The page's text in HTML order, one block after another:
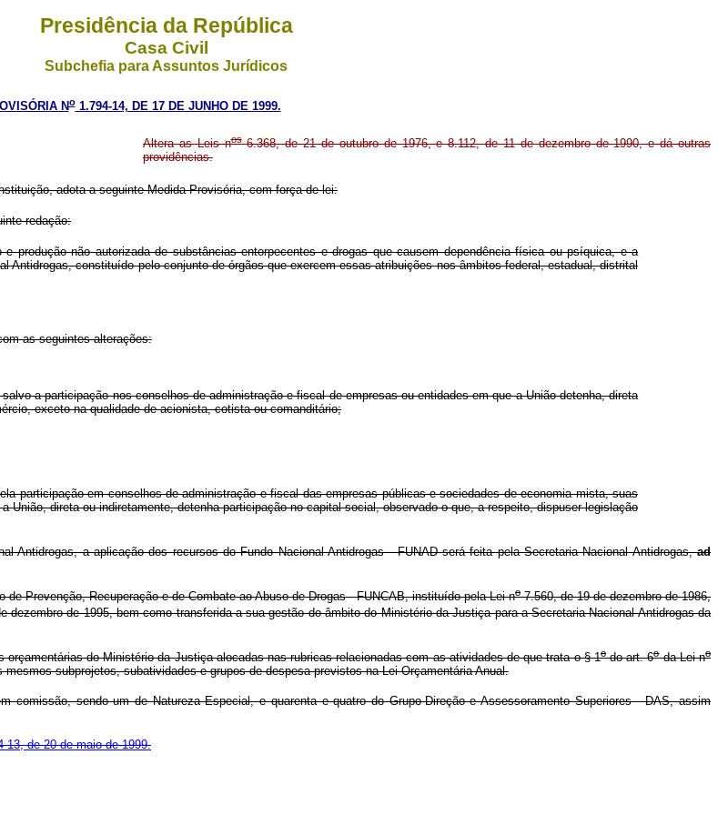
Presidência da República
Casa Civil
Subchefia para Assuntos Jurídicos
No1.794-14, DE 17 DE JUNHO DE 1999.
Altera as Leis nos6.368, de 21 de outubro de 1976, e 8.112, de 11 de dezembro de 1990, e dá outras
providências.
adota a seguinte Medida Provisória, com força de lei:
redação:
não autorizada de substâncias entorpecentes e drogas que causem dependência física ou psíquica, e a
Antidrogas, constituído pelo conjunto de órgãos que exercem essas atribuições nos âmbitos federal, estadual, distrital
as seguintes alterações:
a participação nos conselhos de administração e fiscal de empresas ou entidades em que a União detenha, direta
exceto na qualidade de acionista, cotista ou comanditário;
participação em conselhos de administração e fiscal das empresas públicas e sociedades de economia mista, suas
direta ou indiretamente, detenha participação no capital social, observado o que, a respeito, dispuser legislação
a aplicação dos recursos do Fundo Nacional Antidrogas - FUNAD será feita pela Secretaria Nacional Antidrogas,ad
Prevenção, Recuperação e de Combate ao Abuso de Drogas - FUNCAB, instituído pela Lei no7.560, de 19 de dezembro de 1986,
dezembro de 1995, bem como transferida a sua gestão do âmbito do Ministério da Justiça para a Secretaria Nacional Antidrogas da
do Ministério da Justiça alocadas nas rubricas relacionadas com as atividades de que trata o § 1odo art. 6oda Lei no
subprojetos, subatividades e grupos de despesa previstos na Lei Orçamentária Anual.
sendo um de Natureza Especial, e quarenta e quatro do Grupo-Direção e Assessoramento Superiores - DAS, assim
13, de 20 de maio de 1999.